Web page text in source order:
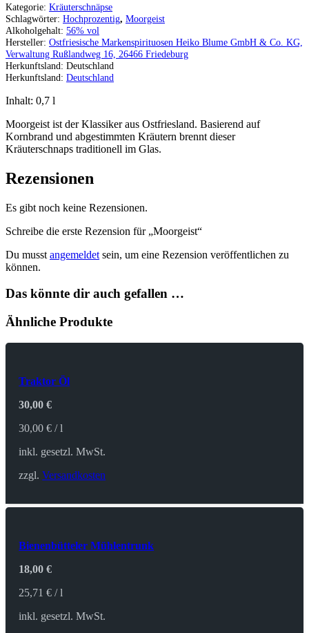
Kategorie: Kräuterschnäpse
Schlagwörter: Hochprozentig, Moorgeist
Alkoholgehalt: 56% vol
Hersteller: Ostfriesische Markenspirituosen Heiko Blume GmbH & Co. KG,
Verwaltung Rußlandweg 16, 26466 Friedeburg
Herkunftsland: Deutschland
Herkunftsland: Deutschland
Inhalt: 0,7 l
Moorgeist ist der Klassiker aus Ostfriesland. Basierend auf
Kornbrand und abgestimmten Kräutern brennt dieser
Kräuterschnaps traditionell im Glas.
Rezensionen
Es gibt noch keine Rezensionen.
Schreibe die erste Rezension für „Moorgeist“
Du musst angemeldet sein, um eine Rezension veröffentlichen zu
können.
Das könnte dir auch gefallen …
Ähnliche Produkte
Traktor Öl
30,00€
30,00€ /l
inkl. gesetzl. MwSt.
zzgl.Versandkosten
Bienenbütteler Mühlentrunk
18,00€
25,71€ /l
inkl. gesetzl. MwSt.